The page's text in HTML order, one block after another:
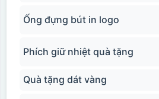
Ống đựng bút in logo
Phích giữ nhiệt quà tặng
Quà tặng dát vàng